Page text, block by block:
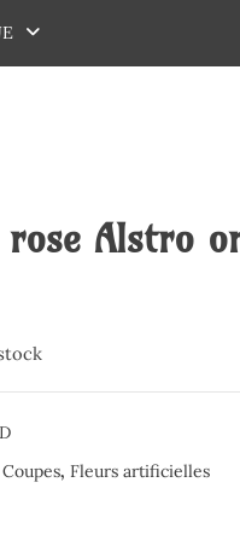
rose Alstro
Coupes,Fleurs artificielles